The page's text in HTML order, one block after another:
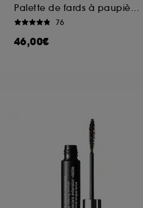
76
46,00€